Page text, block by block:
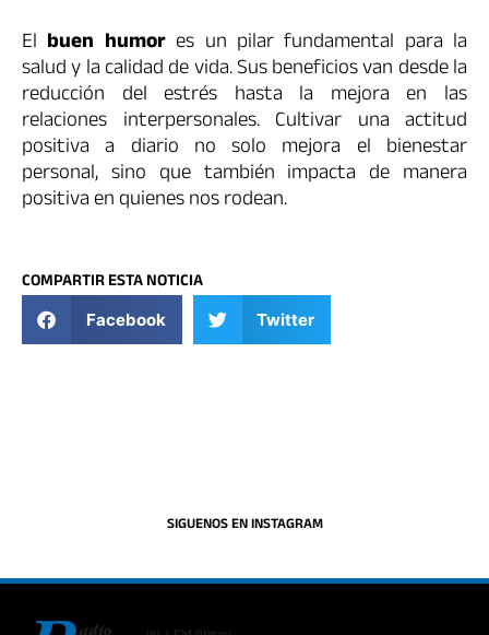
El buen humores un pilar fundamental para la
salud y la calidad de vida. Sus beneficios van desde la
reducción del estrés hasta la mejora en las
relaciones interpersonales. Cultivar una actitud
positiva a diario no solo mejora el bienestar
personal, sino que también impacta de manera
positiva en quienes nos rodean.
COMPARTIR ESTA NOTICIA
Facebook Twitter
SIGUENOS EN INSTAGRAM